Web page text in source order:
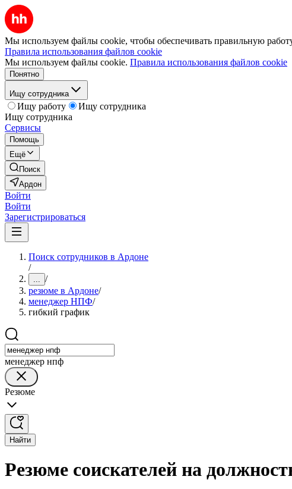
Мы используем файлы cookie, чтобы обеспечивать правильную
Правила использования файлов cookie
Мы используем файлы cookie. Правила использования файлов cookie
Понятно
Ищу сотрудника
Ищу работу
Ищу сотрудника
Ищу сотрудника
Сервисы
Помощь
Ещё
Поиск
Ардон
Войти
Войти
Зарегистрироваться
Поиск сотрудников в Ардоне
/
... /
резюме в Ардоне/
менеджер НПФ/
гибкий график
менеджер нпф
Резюме
Найти
Резюме соискателей на